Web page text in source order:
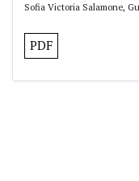
Sofia Victoria Salamone,
PDF